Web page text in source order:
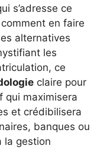
s’adresse ce
en faire
alternatives
les
ce
claire pour
qui maximisera
et crédibilisera
banques ou
la gestion